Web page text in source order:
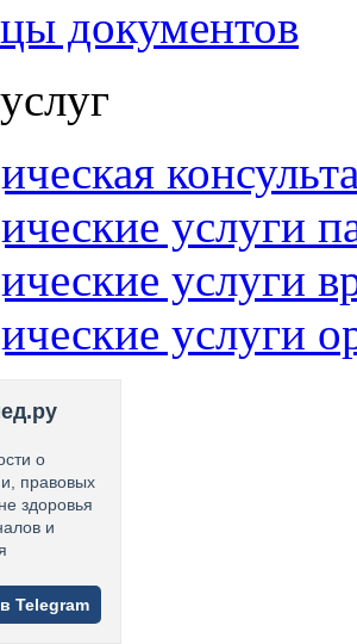
документов
услуги
услуги
услуги
о
правовых
здоровья
и
Telegram